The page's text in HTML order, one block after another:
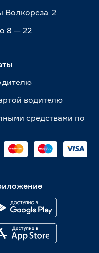
Волкореза, 2
8 — 22
водителю
средствами по